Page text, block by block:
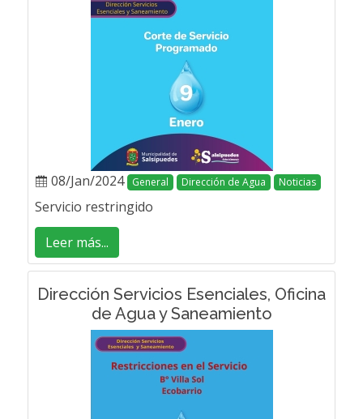
08/Jan/2024 General Dirección de Agua Noticias
Servicio restringido
Leer más...
Dirección Servicios Esenciales, Oficina
de Agua y Saneamiento